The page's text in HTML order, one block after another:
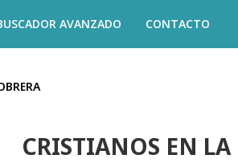
AVANZADO CONTACTO
CRISTIANOS EN